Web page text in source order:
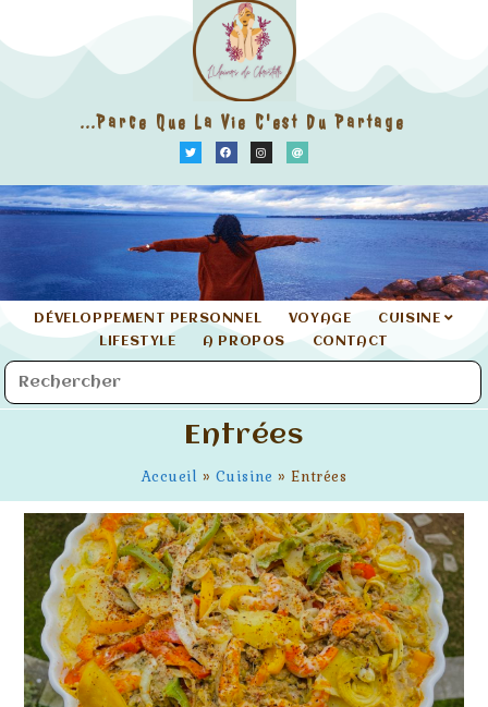
...parce Que La Vie C'est Du Partage
DÉVELOPPEMENT PERSONNEL VOYAGE
CUISINE
LIFESTYLE
A PROPOS CONTACT
Entrées
Accueil »Cuisine »Entrées